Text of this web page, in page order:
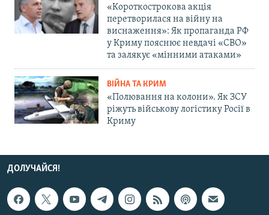
«Короткострокова акція
перетворилася на війну на
виснаження»: Як пропаганда РФ
у Криму пояснює невдачі «СВО»
та залякує «мінними атаками»
ВІЙНА ТА КРИМ
«Полювання на колони». Як ЗСУ
ріжуть військову логістику Росії в
Криму
ДОЛУЧАЙСЯ!